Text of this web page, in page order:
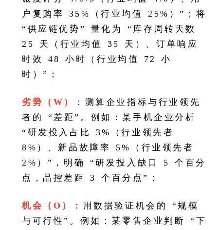
户复购率 35%（行业均值 25%）”；将
“供应链优势” 量化为 “库存周转天数
25 天（行业均值 35 天）、订单响应
时效 48 小时（行业均值 72 小
时）”；
劣势（W）
：测算企业指标与行业领先
者的 “差距”。例如：某手机企业分析
“研发投入占比 3%（行业领先者
8%）、新品故障率 5%（行业领先者
2%）”，明确 “研发投入缺口 5 个百分
点，品控差距 3 个百分点”；
机会（O）
：用数据验证机会的 “规模
与可行性”。例如：某零售企业判断 “下